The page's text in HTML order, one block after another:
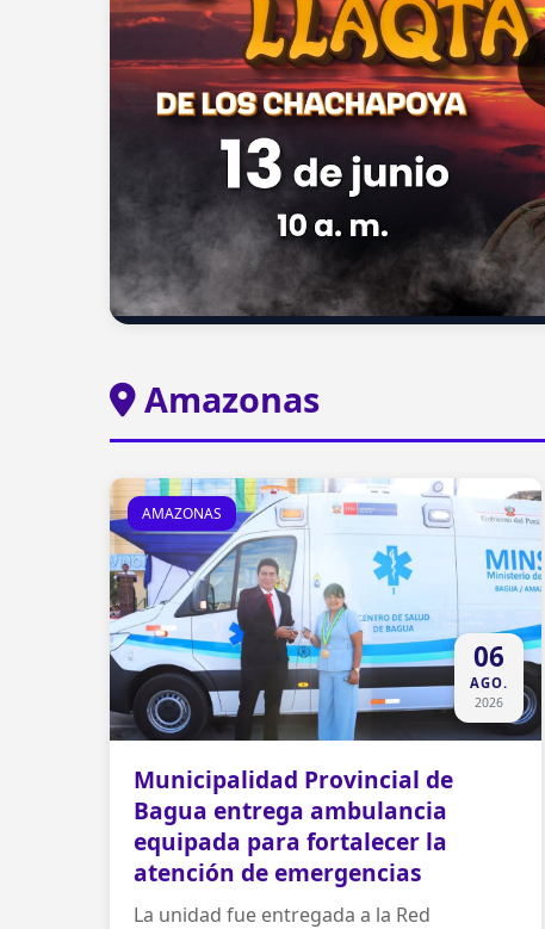
Amazonas
AMAZONAS
06
AGO.
2026
Municipalidad Provincial de
Bagua entrega ambulancia
equipada para fortalecer la
atención de emergencias
La unidad fue entregada a la Red